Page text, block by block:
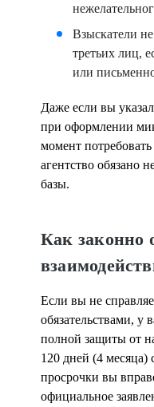
Взыскатели
третьих лиц,
или
Даже если вы
при оформлении
момент
агентство обязано
базы.
Как законно
Если вы не
обязательствами, у
полной защиты от
120 дней (4 месяца)
просрочки вы
официальное